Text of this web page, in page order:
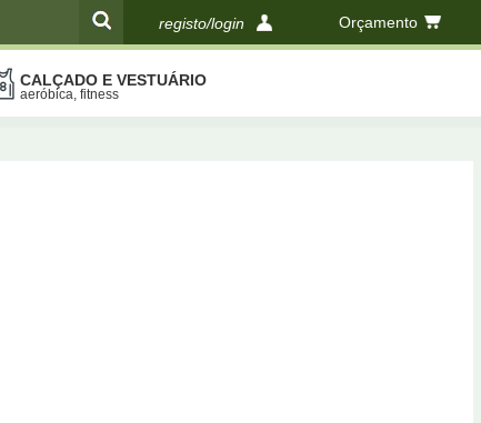
registo/login Orçamento
CALÇADO E VESTUÁRIO
aeróbica, fitness